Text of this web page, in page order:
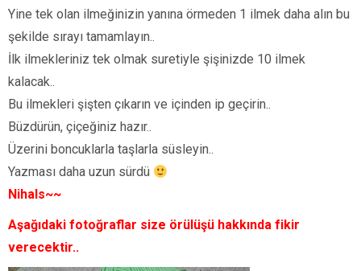
Yine tek olan ilmeğinizin yanına örmeden 1 ilmek daha alın bu
şekilde sırayı tamamlayın..
İlk ilmekleriniz tek olmak suretiyle şişinizde 10 ilmek
kalacak..
Bu ilmekleri şişten çıkarın ve içinden ip geçirin..
Büzdürün, çiçeğiniz hazır..
Üzerini boncuklarla taşlarla süsleyin..
Yazması daha uzun sürdü
Nihals~~
Aşağıdaki fotoğraflar size örülüşü hakkında fikir
verecektir..